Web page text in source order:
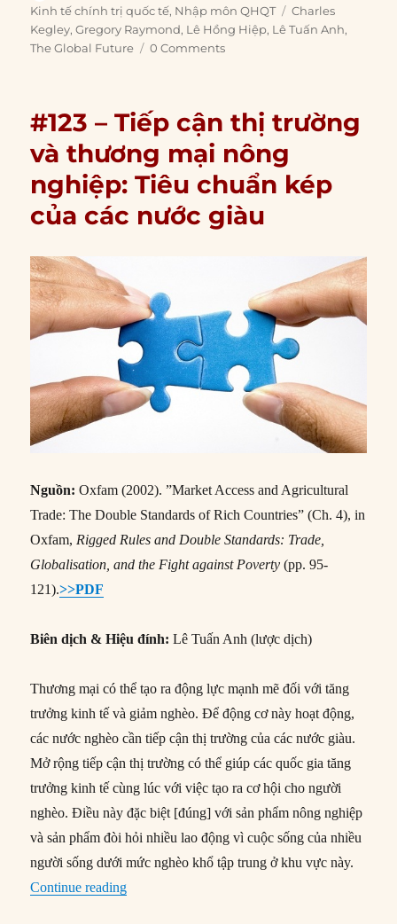
on
Kinh tế chính trị quốc tế, Nhập môn QHQT Tags
Charles
Kegley,Gregory Raymond, Lê Hồng Hiệp, Lê Tuấn Anh,
The Global Future
0 Comments
#123 – Tiếp cận thị trường
và thương mại nông
nghiệp: Tiêu chuẩn kép
của các nước giàu
Nguồn: Oxfam (2002). ”Market Access and Agricultural
Trade: The Double Standards of Rich Countries” (Ch. 4), in
Oxfam, Rigged Rules and Double Standards: Trade,
Globalisation, and the Fight against Poverty (pp. 95-
121).>>PDF
Biên dịch & Hiệu đính: Lê Tuấn Anh (lược dịch)
Thương mại có thể tạo ra động lực mạnh mẽ đối với tăng
trưởng kinh tế và giảm nghèo. Để động cơ này hoạt động,
các nước nghèo cần tiếp cận thị trường của các nước giàu.
Mở rộng tiếp cận thị trường có thể giúp các quốc gia tăng
trưởng kinh tế cùng lúc với việc tạo ra cơ hội cho người
nghèo. Điều này đặc biệt [đúng] với sản phẩm nông nghiệp
và sản phẩm đòi hỏi nhiều lao động vì cuộc sống của nhiều
người sống dưới mức nghèo khổ tập trung ở khu vực này.
Continue reading“#123 – Tiếp cận thị trường và thương mại